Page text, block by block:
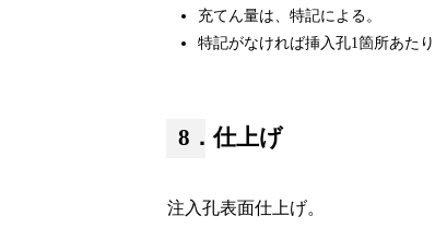
充てん量は、特記による。
特記がなければ挿入孔1箇所あたり
8．仕上げ
注入孔表面仕上げ。